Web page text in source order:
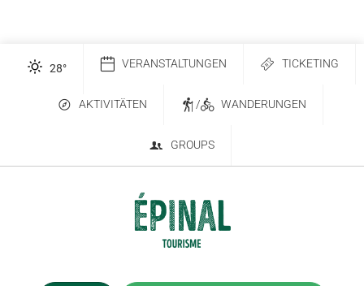
28° VERANSTALTUNGEN TICKETING
AKTIVITÄTEN / WANDERUNGEN
GROUPS